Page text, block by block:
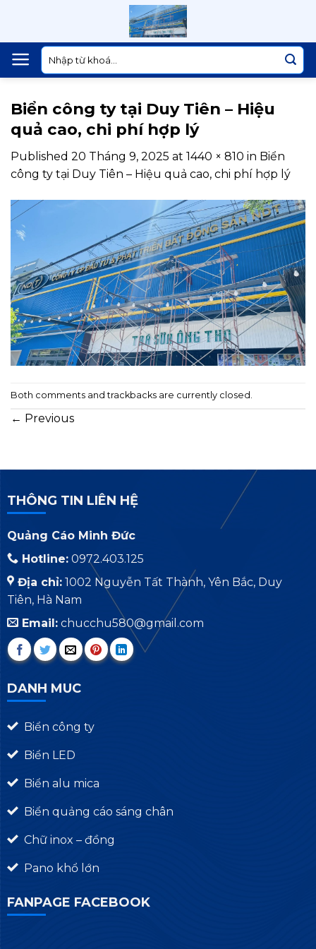
content
Tìm
kiếm:
Biển công ty tại Duy Tiên – Hiệu
quả cao, chi phí hợp lý
Published 20 Tháng 9, 2025 at 1440 × 810 in Biển
công ty tại Duy Tiên – Hiệu quả cao, chi phí hợp lý
Both comments and trackbacks are currently closed.
← Previous
THÔNG TIN LIÊN HỆ
Quảng Cáo Minh Đức
Hotline:0972.403.125
Địa chỉ:1002 Nguyễn Tất Thành, Yên Bắc, Duy
Tiên, Hà Nam
Email:chucchu580@gmail.com
DANH MUC
Biển công ty
Biển LED
Biển alu mica
Biển quảng cáo sáng chân
Chữ inox – đồng
Pano khổ lớn
FANPAGE FACEBOOK